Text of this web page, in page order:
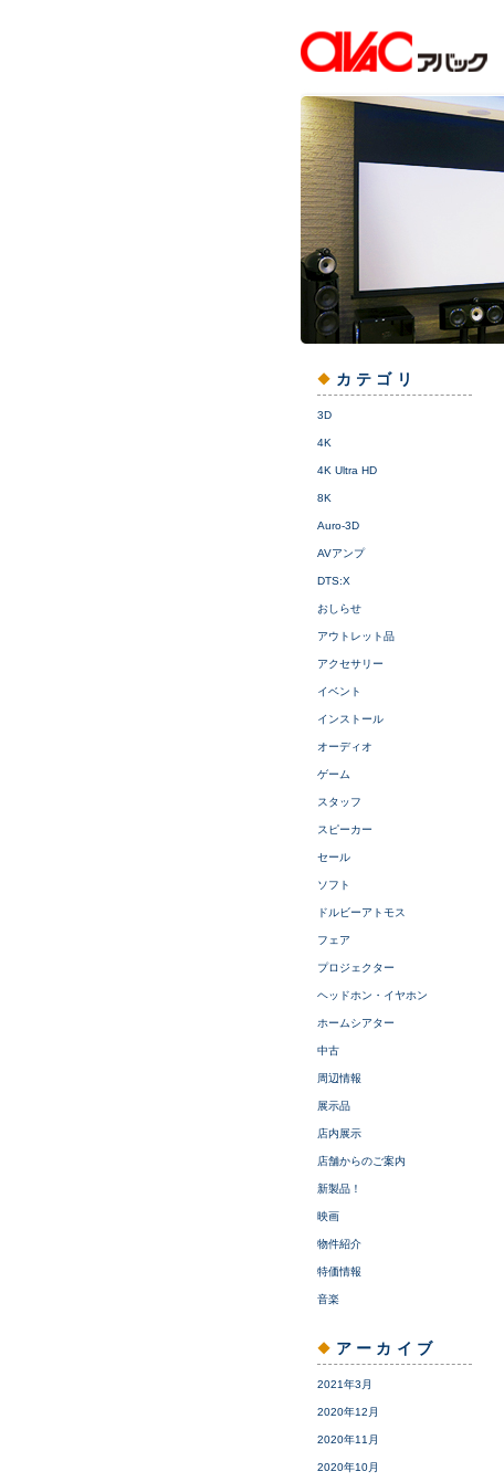
カテゴリ
3D
4K
4K Ultra HD
8K
Auro-3D
AVアンプ
DTS:X
おしらせ
アウトレット品
アクセサリー
イベント
インストール
オーディオ
ゲーム
スタッフ
スピーカー
セール
ソフト
ドルビーアトモス
フェア
プロジェクター
ヘッドホン・イヤホン
ホームシアター
中古
周辺情報
展示品
店内展示
店舗からのご案内
新製品！
映画
物件紹介
特価情報
音楽
アーカイブ
2021年3月
2020年12月
2020年11月
2020年10月